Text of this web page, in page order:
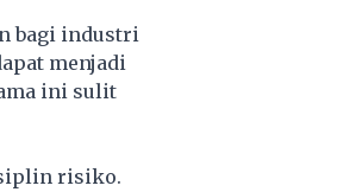
bagi industri
menjadi
ini sulit
risiko.